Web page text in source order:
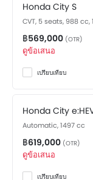
ปลายปีนี้
The City is
There are 16
Outshine, e:HEV
เกียร์ธรรมดา, S,
torque and
98 hp of power
It comes with
gearbox.
Honda City S
CVT, 5 seats, 988 cc,
฿569,000 (OTR)
ดูข้อเสนอ
เปรียบเทียบ
Honda City
Automatic, 1497 cc
฿619,000 (OTR)
ดูข้อเสนอ
เปรียบเทียบ